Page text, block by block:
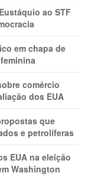
ao STF
em chapa de
comércio
dos EUA
que
e petrolíferas
EUA na eleição
Washington